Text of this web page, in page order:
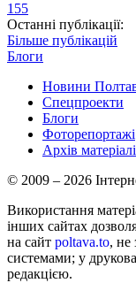
155
Останні публікації:
Більше публікацій
Блоги
Новини
Спецпроекти
Блоги
Фоторепортажі
Архів
© 2009 – 2026
Використання
інших сайтах
на сайт poltava.to, не
системами; у
редакцією.